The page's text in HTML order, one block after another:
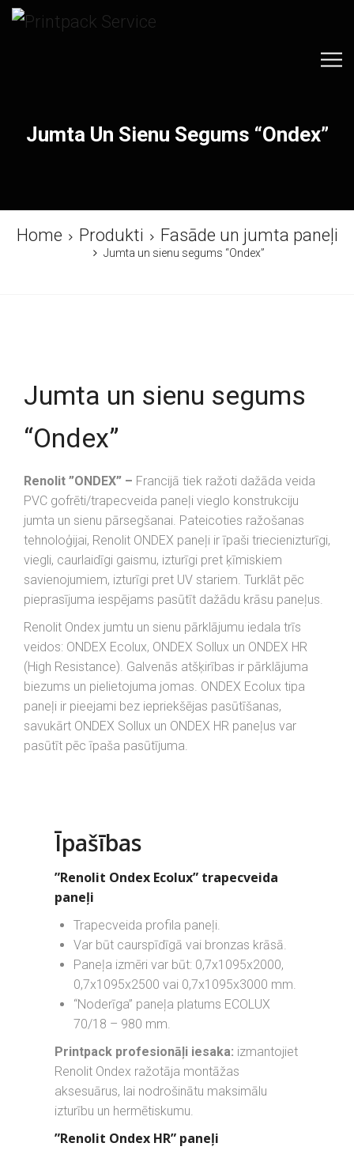
Jumta Un Sienu Segums “Ondex”
Home Produkti Fasāde un jumta paneļi
Jumta un sienu segums “Ondex”
Jumta un sienu segums
“Ondex”
Renolit ”ONDEX” – Francijā tiek ražoti dažāda veida
PVC gofrēti/trapecveida paneļi vieglo konstrukciju
jumta un sienu pārsegšanai. Pateicoties ražošanas
tehnoloģijai, Renolit ONDEX paneļi ir īpaši triecienizturīgi,
viegli, caurlaidīgi gaismu, izturīgi pret ķīmiskiem
savienojumiem, izturīgi pret UV stariem. Turklāt pēc
pieprasījuma iespējams pasūtīt dažādu krāsu paneļus.
Renolit Ondex jumtu un sienu pārklājumu iedala trīs
veidos: ONDEX Ecolux, ONDEX Sollux un ONDEX HR
(High Resistance). Galvenās atšķirības ir pārklājuma
biezums un pielietojuma jomas. ONDEX Ecolux tipa
paneļi ir pieejami bez iepriekšējas pasūtīšanas,
savukārt ONDEX Sollux un ONDEX HR paneļus var
pasūtīt pēc īpaša pasūtījuma.
Īpašības
”Renolit Ondex Ecolux” trapecveida
paneļi
Trapecveida profila paneļi.
Var būt caurspīdīgā vai bronzas krāsā.
Paneļa izmēri var būt: 0,7x1095x2000,
0,7x1095x2500 vai 0,7x1095x3000 mm.
“Noderīga” paneļa platums ECOLUX
70/18 – 980 mm.
Printpack profesionāļi iesaka: izmantojiet
Renolit Ondex ražotāja montāžas
aksesuārus, lai nodrošinātu maksimālu
izturību un hermētiskumu.
”Renolit Ondex HR” paneļi